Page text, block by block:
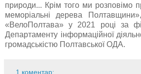
природи... Крім того ми розповімо
меморіальні дерева
«ВелоПолтава» у 2021 році за
Департаменту інформаційної
громадськістю Полтавської ОДА.
1 коментар: